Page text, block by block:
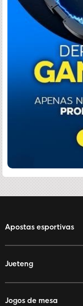
Apostas esportivas
Jueteng
Jogos de mesa